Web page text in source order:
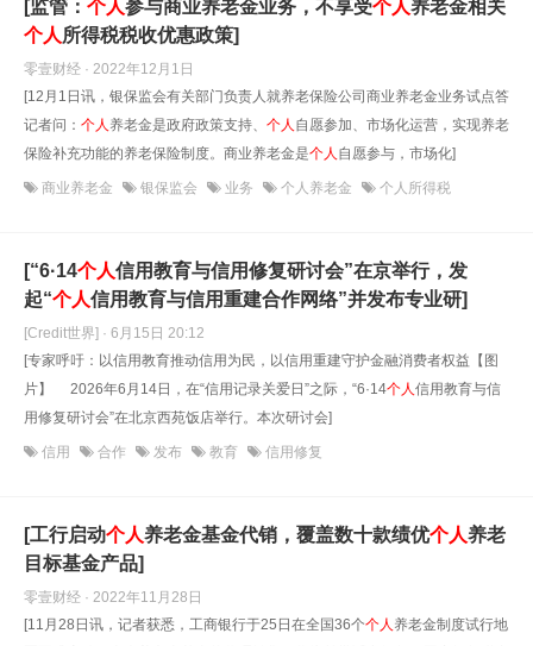
[监管： 个人参与商业养老金业务，不享受个人养老金相关
个人 所得税税收优惠政策]
零壹财经 · 2022年12月1日
[12月1日讯，银保监会有关部门负责人就养老保险公司商业养老金业务试点答
记者问： 个人 养老金是政府政策支持、 个人 自愿参加、市场化运营，实现养老
保险补充功能的养老保险制度。商业养老金是个人 自愿参与，市场化]
商业养老金 银保监会 业务 个人养老金 个人所得税
[“6·14个人信用教育与信用修复研讨会”在京举行，发
起“个人信用教育与信用重建合作网络”并发布专业研]
[Credit世界] · 6月15日 20:12
[专家呼吁：以信用教育推动信用为民，以信用重建守护金融消费者权益【图
片】 2026年6月14日，在“信用记录关爱日”之际，“6·14个人信用教育与信
用修复研讨会”在北京西苑饭店举行。本次研讨会]
信用 合作 发布 教育 信用修复
[工行启动个人养老金基金代销，覆盖数十款绩优个人养老
目标基金产品]
零壹财经 · 2022年11月28日
[11月28日讯，记者获悉，工商银行于25日在全国36个个人 养老金制度试行地